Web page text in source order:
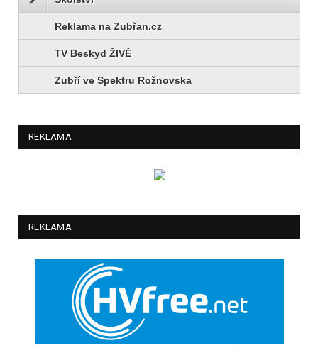
Reklama na Zubřan.cz
TV Beskyd ŽIVĚ
Zubří ve Spektru Rožnovska
REKLAMA
REKLAMA